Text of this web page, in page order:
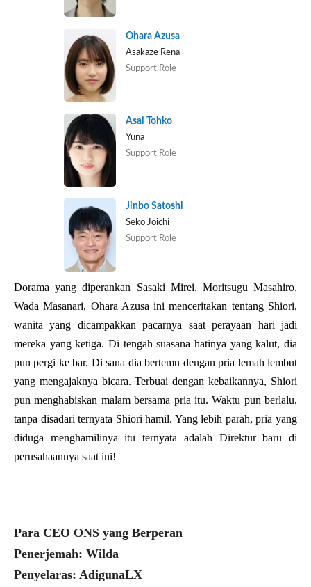
Ohara Azusa
Asakaze Rena
Support Role
Asai Tohko
Yuna
Support Role
Jinbo Satoshi
Seko Joichi
Support Role
Dorama yang diperankan Sasaki Mirei, Moritsugu Masahiro,
Wada Masanari, Ohara Azusa ini menceritakan tentang Shiori,
wanita yang dicampakkan pacarnya saat perayaan hari jadi
mereka yang ketiga. Di tengah suasana hatinya yang kalut, dia
pun pergi ke bar. Di sana dia bertemu dengan pria lemah lembut
yang mengajaknya bicara. Terbuai dengan kebaikannya, Shiori
pun menghabiskan malam bersama pria itu. Waktu pun berlalu,
tanpa disadari ternyata Shiori hamil. Yang lebih parah, pria yang
diduga menghamilinya itu ternyata adalah Direktur baru di
perusahaannya saat ini!
Para CEO ONS yang Berperan
Penerjemah: Wilda
Penyelaras: AdigunaLX